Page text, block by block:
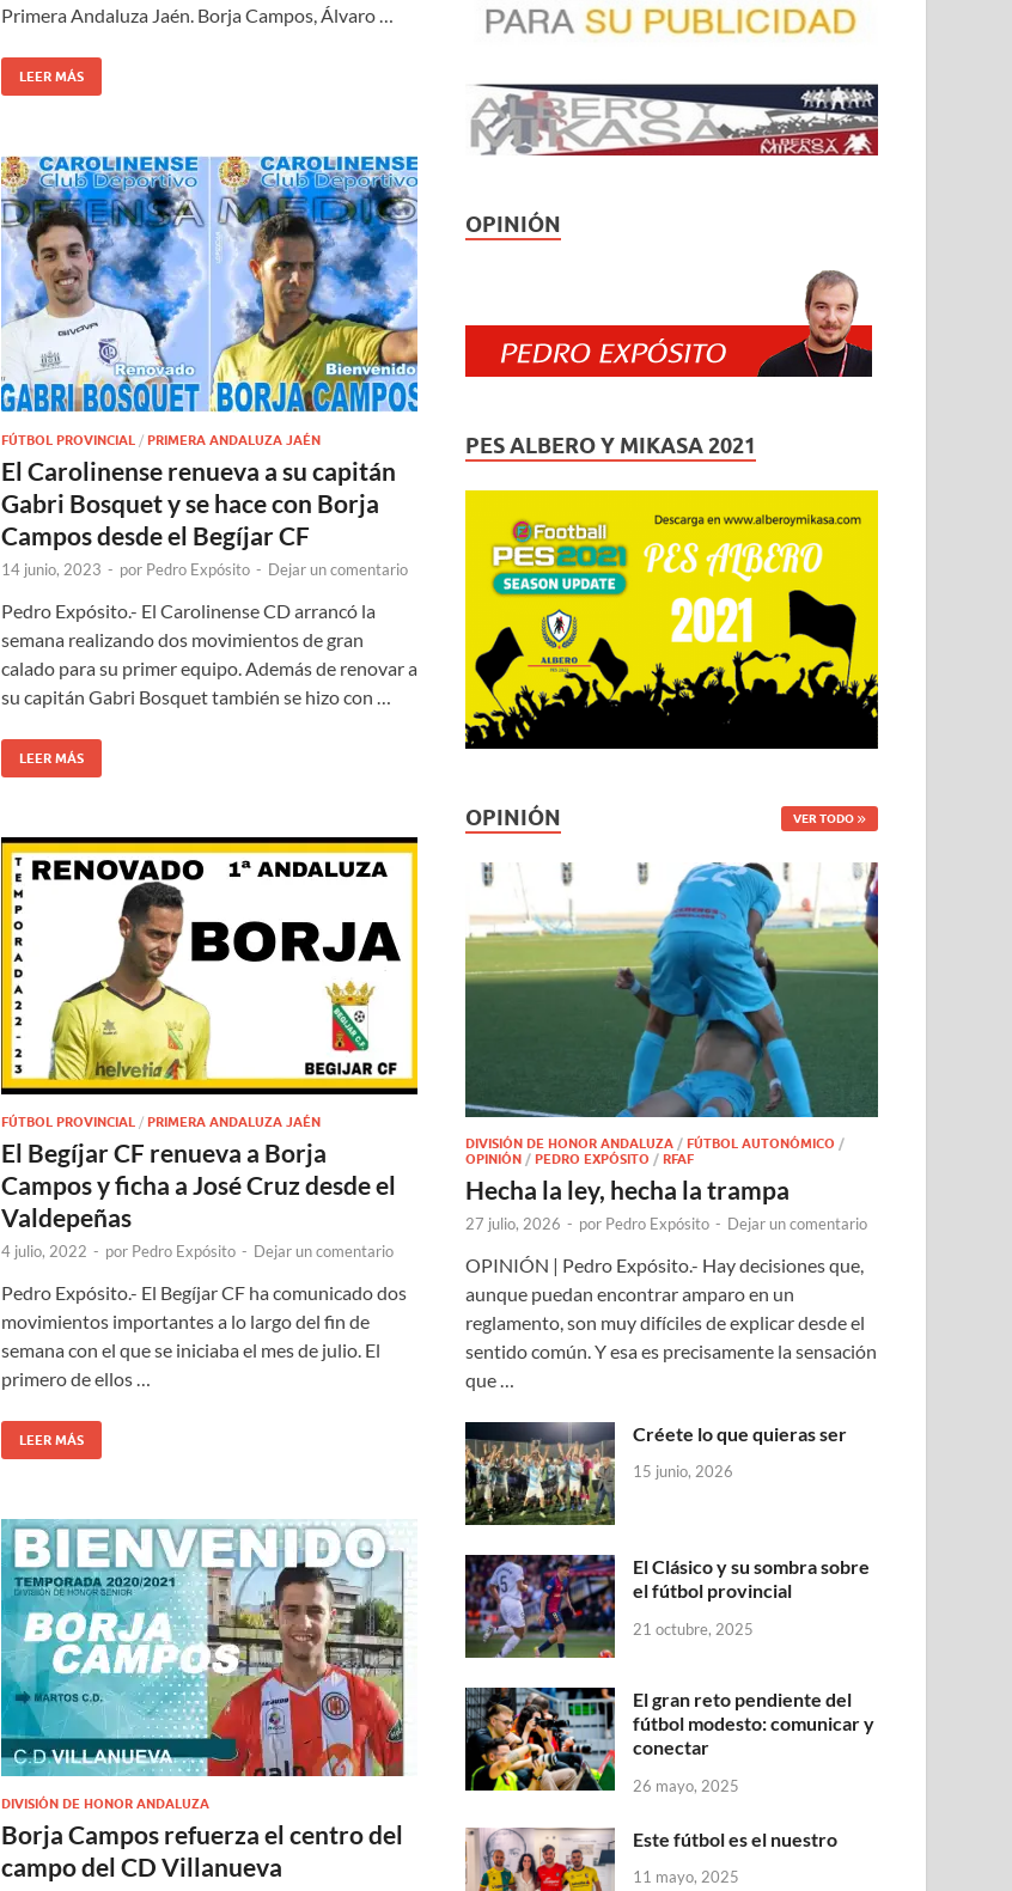
Primera Andaluza Jaén. Borja Campos, Álvaro …
LEER MÁS
FÚTBOL PROVINCIAL / PRIMERA ANDALUZA JAÉN
El Carolinense renueva a su capitán
Gabri Bosquet y se hace con Borja
Campos desde el Begíjar CF
14 junio, 2023 - por Pedro Expósito - Dejar un comentario
Pedro Expósito.- El Carolinense CD arrancó la
semana realizando dos movimientos de gran
calado para su primer equipo. Además de renovar a
su capitán Gabri Bosquet también se hizo con …
LEER MÁS
FÚTBOL PROVINCIAL / PRIMERA ANDALUZA JAÉN
El Begíjar CF renueva a Borja
Campos y ficha a José Cruz desde el
Valdepeñas
4 julio, 2022 - por Pedro Expósito - Dejar un comentario
Pedro Expósito.- El Begíjar CF ha comunicado dos
movimientos importantes a lo largo del fin de
semana con el que se iniciaba el mes de julio. El
primero de ellos …
LEER MÁS
DIVISIÓN DE HONOR ANDALUZA
Borja Campos refuerza el centro del
campo del CD Villanueva
OPINIÓN
PES ALBERO Y MIKASA 2021
OPINIÓN VER TODO
DIVISIÓN DE HONOR ANDALUZA /FÚTBOL AUTONÓMICO /
OPINIÓN /PEDRO EXPÓSITO /RFAF
Hecha la ley, hecha la trampa
27 julio, 2026 - por Pedro Expósito - Dejar un comentario
OPINIÓN | Pedro Expósito.- Hay decisiones que,
aunque puedan encontrar amparo en un
reglamento, son muy difíciles de explicar desde el
sentido común. Y esa es precisamente la sensación
que …
Créete lo que quieras ser
15 junio, 2026
El Clásico y su sombra sobre
el fútbol provincial
21 octubre, 2025
El gran reto pendiente del
fútbol modesto: comunicar y
conectar
26 mayo, 2025
Este fútbol es el nuestro
11 mayo, 2025